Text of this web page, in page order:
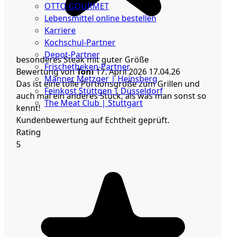
OTTO GOURMET
Lebensmittel online bestellen
Karriere
Kochschul-Partner
Depot-Partner
Frischetheken-Partner
Männer Metzger | Heinsberg
Feinkost Stüttgen | Düsseldorf
The Meat Club | Stuttgart
Geschäftskunden
besonderes Steak mit guter Größe
Bewertung vonToni17. April 2026 17.04.26
Das ist eine tolle Portionsgröße zum Grillen und
auch mal ein anderes Stück, als was man sonst so
kennt!
Kundenbewertung auf Echtheit geprüft.
Rating
5